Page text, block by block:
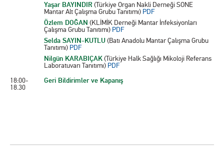
Yaşar BAYINDIR(Türkiye Organ Nakli Derneği SONE
Mantar Alt Çalışma Grubu Tanıtımı) PDF
Özlem DOĞAN (KLİMİK Derneği Mantar İnfeksiyonları
Çalışma Grubu Tanıtımı) PDF
Selda SAYIN-KUTLU(Batı Anadolu Mantar Çalışma Grubu
Tanıtımı) PDF
Nilgün KARABIÇAK(Türkiye Halk Sağlığı Mikoloji Referans
Laboratuvarı Tanıtımı) PDF
18:00-
18.30
Geri Bildirimler ve Kapanış